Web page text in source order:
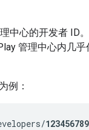
中心的开发者 ID
管理中心内几
例：